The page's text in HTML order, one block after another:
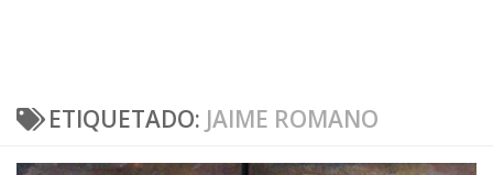
ETIQUETADO: JAIME ROMANO